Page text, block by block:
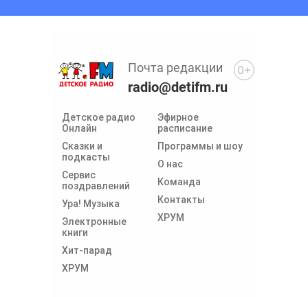
Детское радио
Онлайн
Сказки и
подкасты
Сервис
поздравлений
Ура! Музыка
Электронные
книги
Хит-парад
ХРУМ
Эфирное
расписание
Программы и шоу
О нас
Команда
Контакты
ХРУМ
Почта редакции
radio@detifm.ru
0+